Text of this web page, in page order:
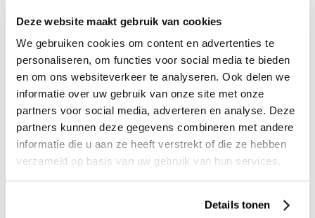
Deze website maakt gebruik van cookies
We gebruiken cookies om content en advertenties te
personaliseren, om functies voor social media te bieden
en om ons websiteverkeer te analyseren. Ook delen we
informatie over uw gebruik van onze site met onze
partners voor social media, adverteren en analyse. Deze
partners kunnen deze gegevens combineren met andere
informatie die u aan ze heeft verstrekt of die ze hebben
verzameld op basis van uw gebruik van hun services.
Details tonen
Dit product is te configureren met de volgende opties, kies
'In winkelwagen' om de opties toe te voegen.
Accessoire(s)
Batterijen C (LR14)
alkaline 1,5 V - set van 2
Artikelnummer: 12011
€ 6,04 incl.
€ 4,99 excl.